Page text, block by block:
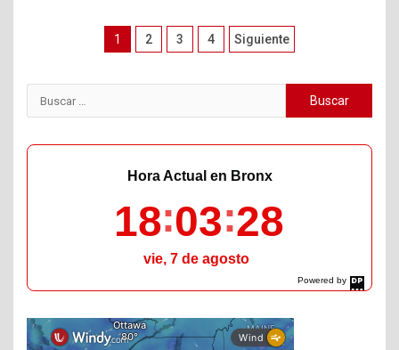
Paginación
1 2 3 4 Siguiente
Buscar:
Powered by
DaysPedia.com
Hora Actual en Bronx
18 03 29
vie, 7 de agosto